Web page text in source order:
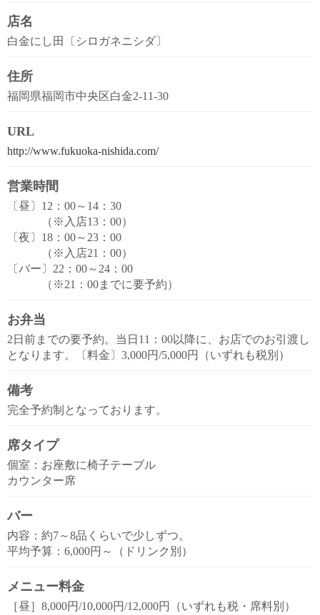
店名
白金にし田〔シロガネニシダ〕
住所
福岡県福岡市中央区白金2-11-30
URL
http://www.fukuoka-nishida.com/
営業時間
〔昼〕12：00～14：30
（※入店13：00）
〔夜〕18：00～23：00
（※入店21：00）
〔バー〕22：00～24：00
（※21：00までに要予約）
お弁当
2日前までの要予約。当日11：00以降に、お店でのお引渡し
となります。〔料金〕3,000円/5,000円（いずれも税別）
備考
完全予約制となっております。
席タイプ
個室：お座敷に椅子テーブル
カウンター席
バー
内容：約7～8品くらいで少しずつ。
平均予算：6,000円～（ドリンク別）
メニュー料金
［昼］8,000円/10,000円/12,000円（いずれも税・席料別）